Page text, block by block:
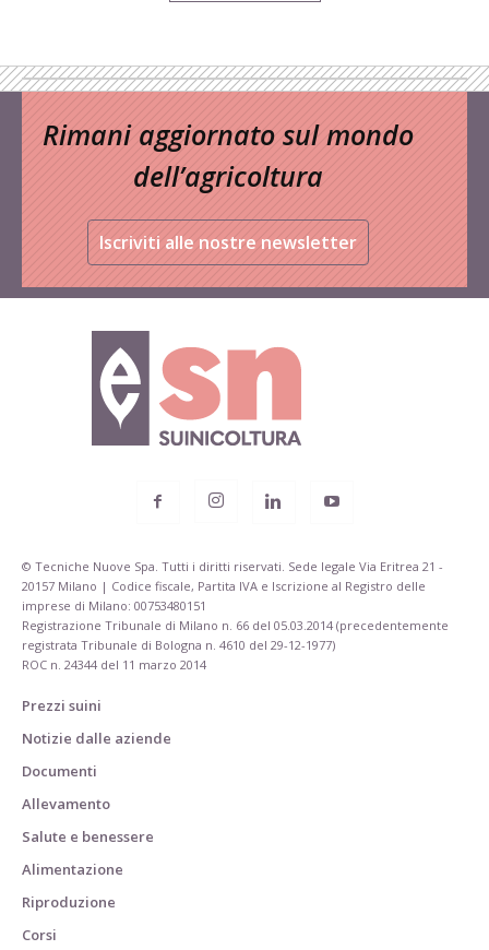
Rimani aggiornato sul mondo
dell’agricoltura
Iscriviti alle nostre newsletter
© Tecniche Nuove Spa. Tutti i diritti riservati. Sede legale Via Eritrea 21 -
20157 Milano | Codice fiscale, Partita IVA e Iscrizione al Registro delle
imprese di Milano: 00753480151
Registrazione Tribunale di Milano n. 66 del 05.03.2014 (precedentemente
registrata Tribunale di Bologna n. 4610 del 29-12-1977)
ROC n. 24344 del 11 marzo 2014
Prezzi suini
Notizie dalle aziende
Documenti
Allevamento
Salute e benessere
Alimentazione
Riproduzione
Corsi